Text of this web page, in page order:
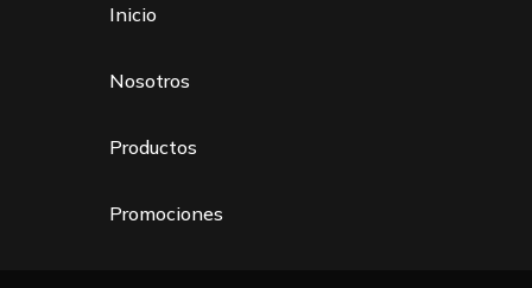
Inicio
Nosotros
Productos
Promociones